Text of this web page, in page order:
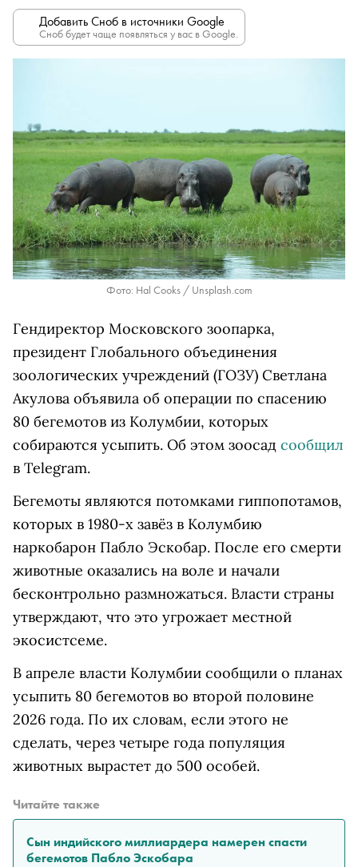
Добавить Сноб в источники Google
Сноб будет чаще появляться у вас в Google.
Фото: Hal Cooks / Unsplash.com
Гендиректор Московского зоопарка,
президент Глобального объединения
зоологических учреждений (ГОЗУ) Светлана
Акулова объявила об операции по спасению
80 бегемотов из Колумбии, которых
собираются усыпить. Об этом зоосад сообщил
в Telegram.
Бегемоты являются потомками гиппопотамов,
которых в 1980-х завёз в Колумбию
наркобарон Пабло Эскобар. После его смерти
животные оказались на воле и начали
бесконтрольно размножаться. Власти страны
утверждают, что это угрожает местной
экосистсеме.
В апреле власти Колумбии сообщили о планах
усыпить 80 бегемотов во второй половине
2026 года. По их словам, если этого не
сделать, через четыре года популяция
животных вырастет до 500 особей.
Читайте также
Сын индийского миллиардера намерен спасти
бегемотов Пабло Эскобара